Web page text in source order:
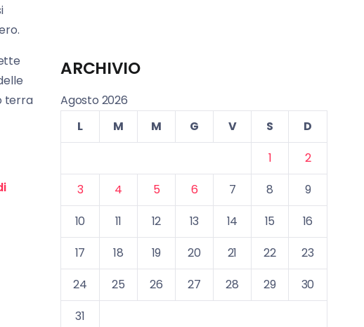
terra
ARCHIVIO
Agosto 2026
L
M M G V S
D
1
2
3
4 5 6 7 8
9
10
11 12 13 14 15
16
17
18 19 20 21 22
23
24
25 26 27 28 29
30
31